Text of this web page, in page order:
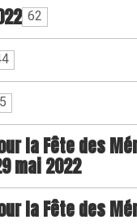
62
5
la Fête des
mai 2022
la Fête des